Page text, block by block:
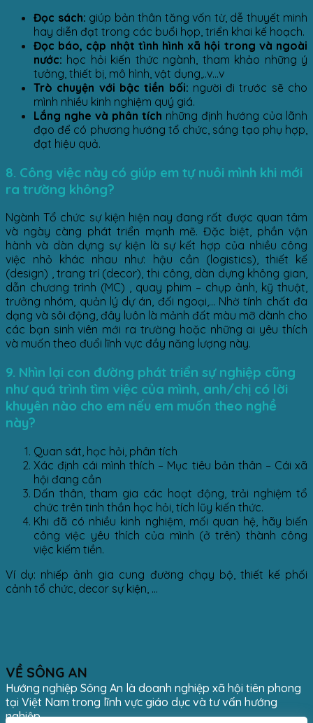
Đọc sách: giúp bản thân tăng vốn từ, dễ thuyết minh
hay diễn đạt trong các buổi họp, triển khai kế hoạch.
Đọc báo, cập nhật tình hình xã hội trong và ngoài
nước: học hỏi kiến thức ngành, tham khảo những ý
tưởng, thiết bị, mô hình, vật dụng,..v…v
Trò chuyện với bậc tiền bối: người đi trước sẽ cho
mình nhiều kinh nghiệm quý giá.
Lắng nghe và phân tích những định hướng của lãnh
đạo để có phương hướng tổ chức, sáng tạo phụ hợp,
đạt hiệu quả.
8. Công việc này có giúp em tự nuôi mình khi mới
ra trường không?
Ngành Tổ chức sự kiện hiện nay đang rất được quan tâm
và ngày càng phát triển mạnh mẽ. Đặc biệt, phần vận
hành và dàn dựng sự kiện là sự kết hợp của nhiều công
việc nhỏ khác nhau như: hậu cần (logistics), thiết kế
(design) , trang trí (decor), thi công, dàn dựng không gian,
dẫn chương trình (MC) , quay phim – chụp ảnh, kỹ thuật,
trưởng nhóm, quản lý dự án, đối ngoại,… Nhờ tính chất đa
dạng và sôi động, đây luôn là mảnh đất màu mỡ dành cho
các bạn sinh viên mới ra trường hoặc những ai yêu thích
và muốn theo đuổi lĩnh vực đầy năng lượng này.
9. Nhìn lại con đường phát triển sự nghiệp cũng
như quá trình tìm việc của mình, anh/chị có lời
khuyên nào cho em nếu em muốn theo nghề
này?
Quan sát, học hỏi, phân tích
Xác định cái mình thích – Mục tiêu bản thân – Cái xã
hội đang cần
Dấn thân, tham gia các hoạt động, trải nghiệm tổ
chức trên tinh thần học hỏi, tích lũy kiến thức.
Khi đã có nhiều kinh nghiệm, mối quan hệ, hãy biến
công việc yêu thích của mình (ở trên) thành công
việc kiếm tiền.
Ví dụ: nhiếp ảnh gia cung đường chạy bộ, thiết kế phối
cảnh tổ chức, decor sự kiện, …
VỀ SÔNG AN
Hướng nghiệp Sông An là doanh nghiệp xã hội tiên phong
tại Việt Nam trong lĩnh vực giáo dục và tư vấn hướng
nghiệp.